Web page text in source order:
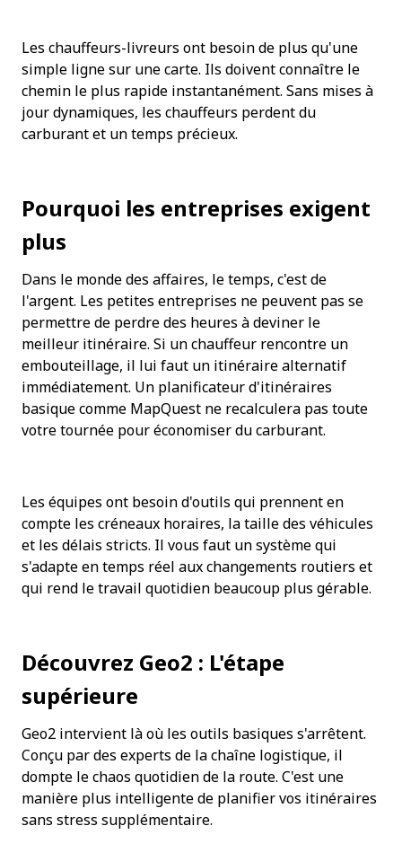
Les chauffeurs-livreurs ont besoin de plus qu'une
simple ligne sur une carte. Ils doivent connaître le
chemin le plus rapide instantanément. Sans mises à
jour dynamiques, les chauffeurs perdent du
carburant et un temps précieux.
Pourquoi les entreprises exigent
plus
Dans le monde des affaires, le temps, c'est de
l'argent. Les petites entreprises ne peuvent pas se
permettre de perdre des heures à deviner le
meilleur itinéraire. Si un chauffeur rencontre un
embouteillage, il lui faut un itinéraire alternatif
immédiatement. Un planificateur d'itinéraires
basique comme MapQuest ne recalculera pas toute
votre tournée pour économiser du carburant.
Les équipes ont besoin d'outils qui prennent en
compte les créneaux horaires, la taille des véhicules
et les délais stricts. Il vous faut un système qui
s'adapte en temps réel aux changements routiers et
qui rend le travail quotidien beaucoup plus gérable.
Découvrez Geo2 : L'étape
supérieure
Geo2 intervient là où les outils basiques s'arrêtent.
Conçu par des experts de la chaîne logistique, il
dompte le chaos quotidien de la route. C'est une
manière plus intelligente de planifier vos itinéraires
sans stress supplémentaire.